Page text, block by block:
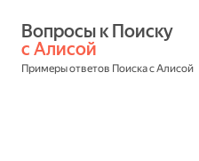
с Алисой
Примеры ответов Поиска с Алисой